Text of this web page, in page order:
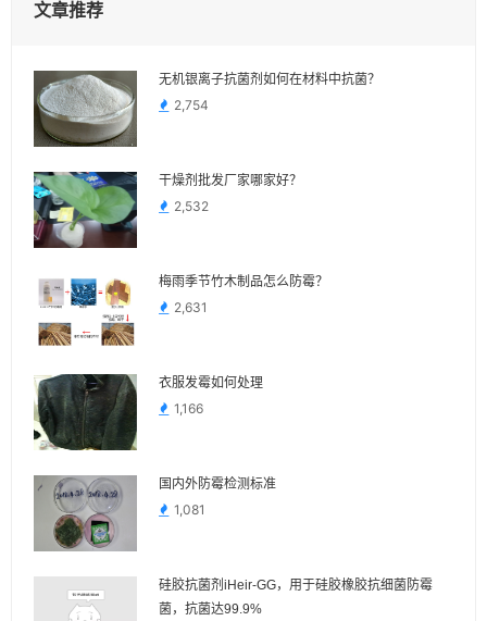
文章推荐
无机银离子抗菌剂如何在材料中抗菌？
2,754
干燥剂批发厂家哪家好？
2,532
梅雨季节竹木制品怎么防霉？
2,631
衣服发霉如何处理
1,166
国内外防霉检测标准
1,081
硅胶抗菌剂iHeir-GG，用于硅胶橡胶抗细菌防霉
菌，抗菌达99.9%